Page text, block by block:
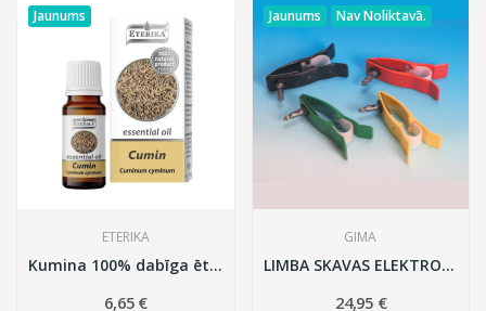
Kumina 100% dabīga ēteriskā eļļa Eterika, 10 ml
Nav Noliktavā.
LIMBA SKAVAS ELEKTRODI pieaugušajiem
Jaunums Nav Noliktavā.